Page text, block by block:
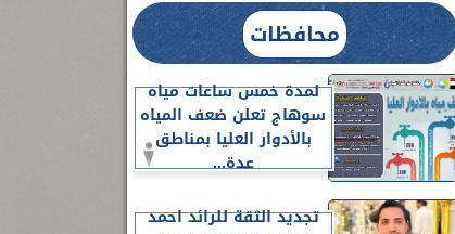
محافظات
لمدة خمس ساعات مياه
سوهاج تعلن ضعف المياه
بالأدوار العليا بمناطق
عدة...
تجديد الثقة للرائد احمد